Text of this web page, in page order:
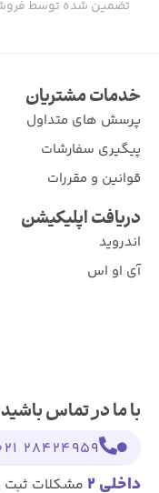
تضمین شده توسط
خدمات مشتریان
پرسش های متداول
پیگیری سفارشات
قوانین و مقررات
دریافت اپلیکیشن
اندروید
آی او اس
با ما در تماس باشید
28424959 021
داخلی 2 مشکلات ثبت